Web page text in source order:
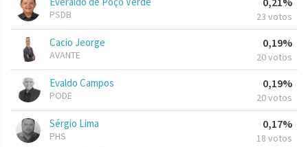
PSDB 23 votos
Cacio Jeorge
AVANTE
0,19%
20 votos
Evaldo Campos
PODE
0,19%
20 votos
Sérgio Lima
PHS
0,17%
18 votos